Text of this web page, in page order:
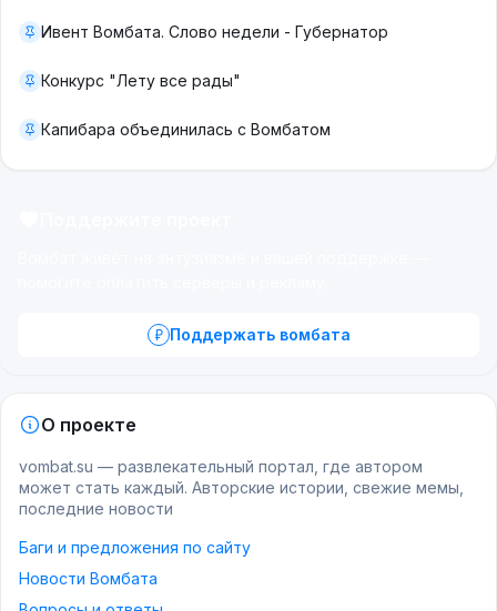
Ивент Вомбата. Слово недели - Губернатор
Конкурс "Лету все рады"
Капибара объединилась с Вомбатом
Поддержать вомбата
О проекте
vombat.su — развлекательный портал, где автором
может стать каждый. Авторские истории, свежие мемы,
последние новости
Баги и предложения по сайту
Новости Вомбата